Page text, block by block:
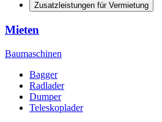
Zusatzleistungen für Vermietung
Mieten
Baumaschinen
Bagger
Radlader
Dumper
Teleskoplader